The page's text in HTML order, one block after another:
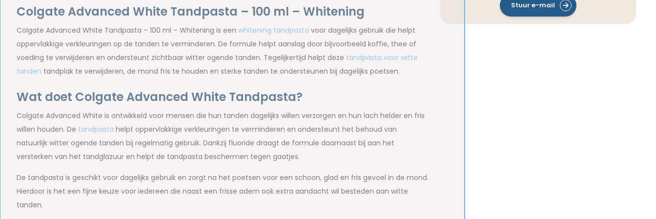
Colgate Advanced White Tandpasta – 100 ml – Whitening
Colgate Advanced White Tandpasta – 100 ml – Whitening is een whitening tandpasta voor dagelijks gebruik die helpt
oppervlakkige verkleuringen op de tanden te verminderen. De formule helpt aanslag door bijvoorbeeld koffie, thee of
voeding te verwijderen en ondersteunt zichtbaar witter ogende tanden. Tegelijkertijd helpt deze tandpasta voor witte
tanden tandplak te verwijderen, de mond fris te houden en sterke tanden te ondersteunen bij dagelijks poetsen.
Wat doet Colgate Advanced White Tandpasta?
Colgate Advanced White is ontwikkeld voor mensen die hun tanden dagelijks willen verzorgen en hun lach helder en fris
willen houden. De tandpasta helpt oppervlakkige verkleuringen te verminderen en ondersteunt het behoud van
natuurlijk witter ogende tanden bij regelmatig gebruik. Dankzij fluoride draagt de formule daarnaast bij aan het
versterken van het tandglazuur en helpt de tandpasta beschermen tegen gaatjes.
De tandpasta is geschikt voor dagelijks gebruik en zorgt na het poetsen voor een schoon, glad en fris gevoel in de mond.
Hierdoor is het een fijne keuze voor iedereen die naast een frisse adem ook extra aandacht wil besteden aan witte
tanden.
Stuur e-mail